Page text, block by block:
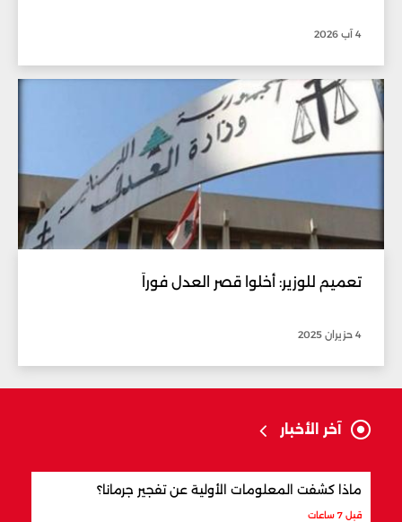
4 آب 2026
تعميم للوزير: أخلوا قصر العدل فوراً
4 حزيران 2025
آخر الأخبار
ماذا كشفت المعلومات الأولية عن تفجير جرمانا؟
قبل 7 ساعات